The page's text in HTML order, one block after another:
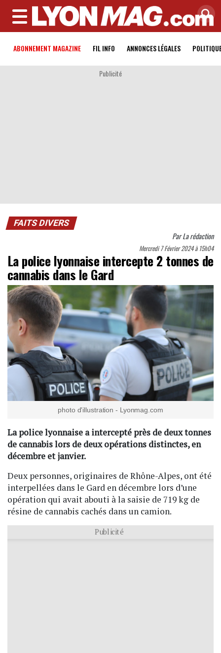
MENU
ABONNEMENT MAGAZINE FIL INFO ANNONCES LÉGALES
Publicité
FAITS DIVERS
ParLa rédaction
Mercredi 7 Février 2024 à 15h04
La police lyonnaise intercepte 2 tonnes de
cannabis dans le Gard
photo d'illustration - Lyonmag.com
La police lyonnaise a intercepté près de deux tonnes
de cannabis lors de deux opérations distinctes, en
décembre et janvier.
Deux personnes, originaires de Rhône-Alpes, ont été
interpellées dans le Gard en décembre lors d’une
opération qui avait abouti à la saisie de 719 kg de
résine de cannabis cachés dans un camion.
Publicité